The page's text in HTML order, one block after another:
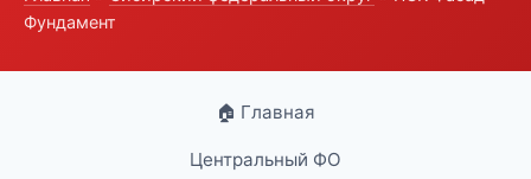
Фундамент
🏠 Главная
Центральный ФО